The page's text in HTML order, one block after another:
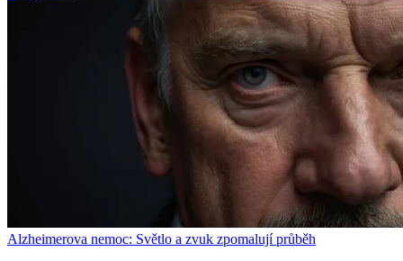
Alzheimerova nemoc: Světlo a zvuk zpomalují průběh